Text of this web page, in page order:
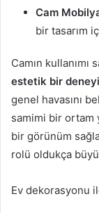
Cam
bir tasarım
Camın
estetik bir
genel havasını
samimi bir ortam
bir görünüm
rolü oldukça
Ev dekorasyonu